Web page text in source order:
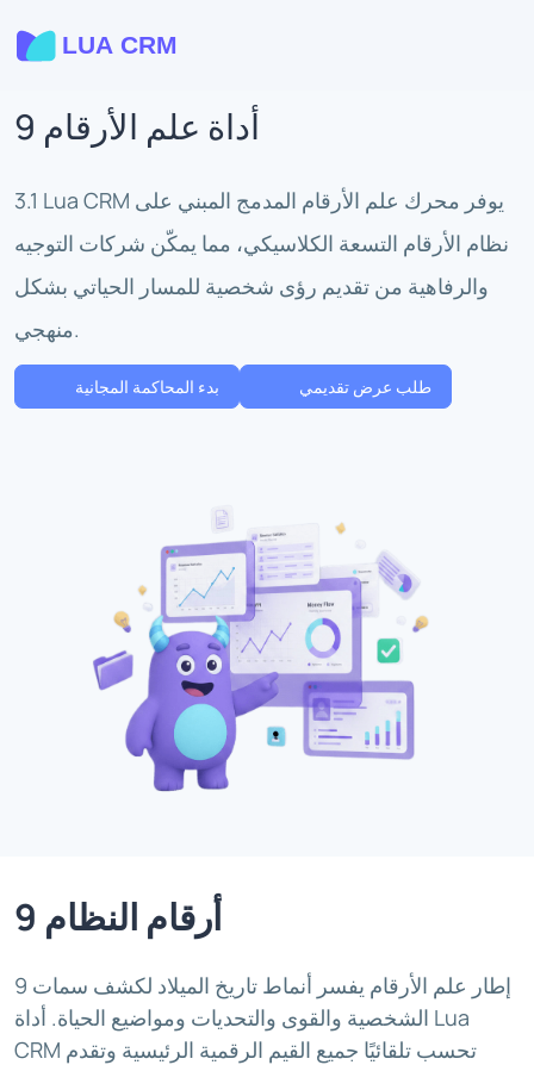
9 أداة علم الأرقام
3.1 Lua CRM يوفر محرك علم الأرقام المدمج المبني على
نظام الأرقام التسعة الكلاسيكي، مما يمكّن شركات التوجيه
والرفاهية من تقديم رؤى شخصية للمسار الحياتي بشكل
منهجي.
بدء المحاكمة المجانية طلب عرض تقديمي
9 أرقام النظام
9 إطار علم الأرقام يفسر أنماط تاريخ الميلاد لكشف سمات
الشخصية والقوى والتحديات ومواضيع الحياة. أداة Lua
CRM تحسب تلقائيًا جميع القيم الرقمية الرئيسية وتقدم